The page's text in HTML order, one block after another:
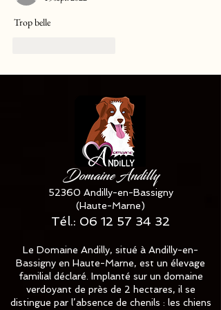
Trop belle
Domaine Andilly
52360 Andilly-en-Bassigny
(Haute-Marne)
Tél.: 06 12 57 34 32
Le Domaine Andilly, situé à Andilly-en-
Bassigny en Haute-Marne, est un élevage
familial déclaré. Implanté sur un domaine
verdoyant de près de 2 hectares, il se
distingue par l’absence de chenils : les chiens